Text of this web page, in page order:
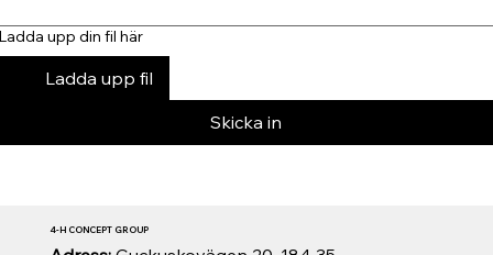
upp din fil här
Ladda upp fil
Skicka in
4-H CONCEPT GROUP